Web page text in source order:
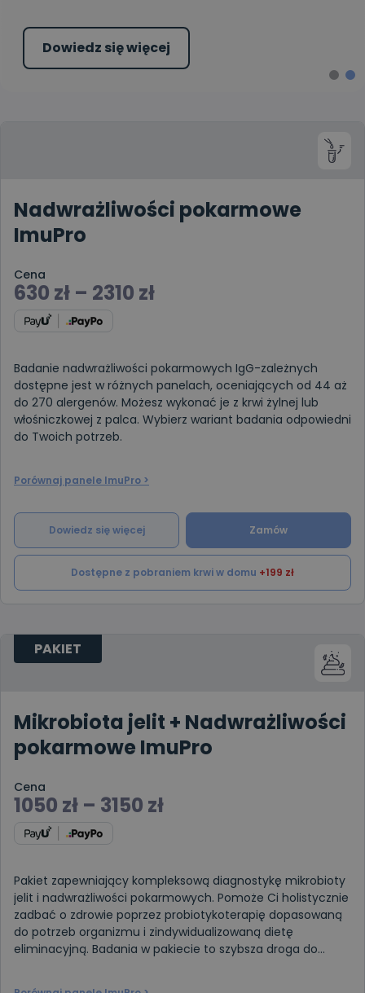
Nadwrażliwości pokarmowe
ImuPro
Cena
630 zł – 2310 zł
Badanie nadwrażliwości pokarmowych IgG-zależnych
dostępne jest w różnych panelach, oceniających od 44 aż
do 270 alergenów. Możesz wykonać je z krwi żylnej lub
włośniczkowej z palca. Wybierz wariant badania odpowiedni
do Twoich potrzeb.
Porównaj panele ImuPro >
Dowiedz się więcej Zamów
Dostępne z pobraniem krwi w domu +199 zł
PAKIET
Mikrobiota jelit + Nadwrażliwości
pokarmowe ImuPro
Cena
1050 zł – 3150 zł
Pakiet zapewniający kompleksową diagnostykę mikrobioty
jelit i nadwrażliwości pokarmowych. Pomoże Ci holistycznie
zadbać o zdrowie poprzez probiotykoterapię dopasowaną
do potrzeb organizmu i zindywidualizowaną dietę
eliminacyjną. Badania w pakiecie to szybsza droga do
Dowiedz się więcej